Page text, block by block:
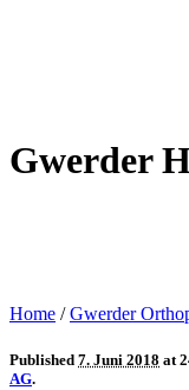
Gwerder
Home /Gwerder
Published 7. Juni 2018 at
AG.